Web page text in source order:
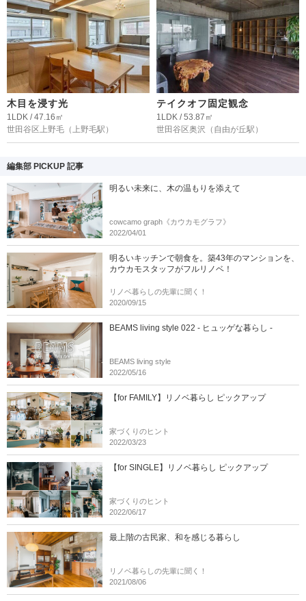
木目を浸す光
1LDK / 47.16㎡
世田谷区上野毛 （上野毛駅）
テイクオフ固定観念
1LDK / 53.87㎡
世田谷区奥沢 （自由が丘駅）
編集部 PICKUP 記事
明るい未来に、木の温もりを添えて
cowcamo graph《カウカモグラフ》
2022/04/01
明るいキッチンで朝食を。築43年のマンションを、
カウカモスタッフがフルリノベ！
リノベ暮らしの先輩に聞く！
2020/09/15
BEAMS living style 022 - ヒュッゲな暮らし -
BEAMS living style
2022/05/16
【for FAMILY】リノベ暮らし ピックアップ
家づくりのヒント
2022/03/23
【for SINGLE】リノベ暮らし ピックアップ
家づくりのヒント
2022/06/17
最上階の古民家、和を感じる暮らし
リノベ暮らしの先輩に聞く！
2021/08/06